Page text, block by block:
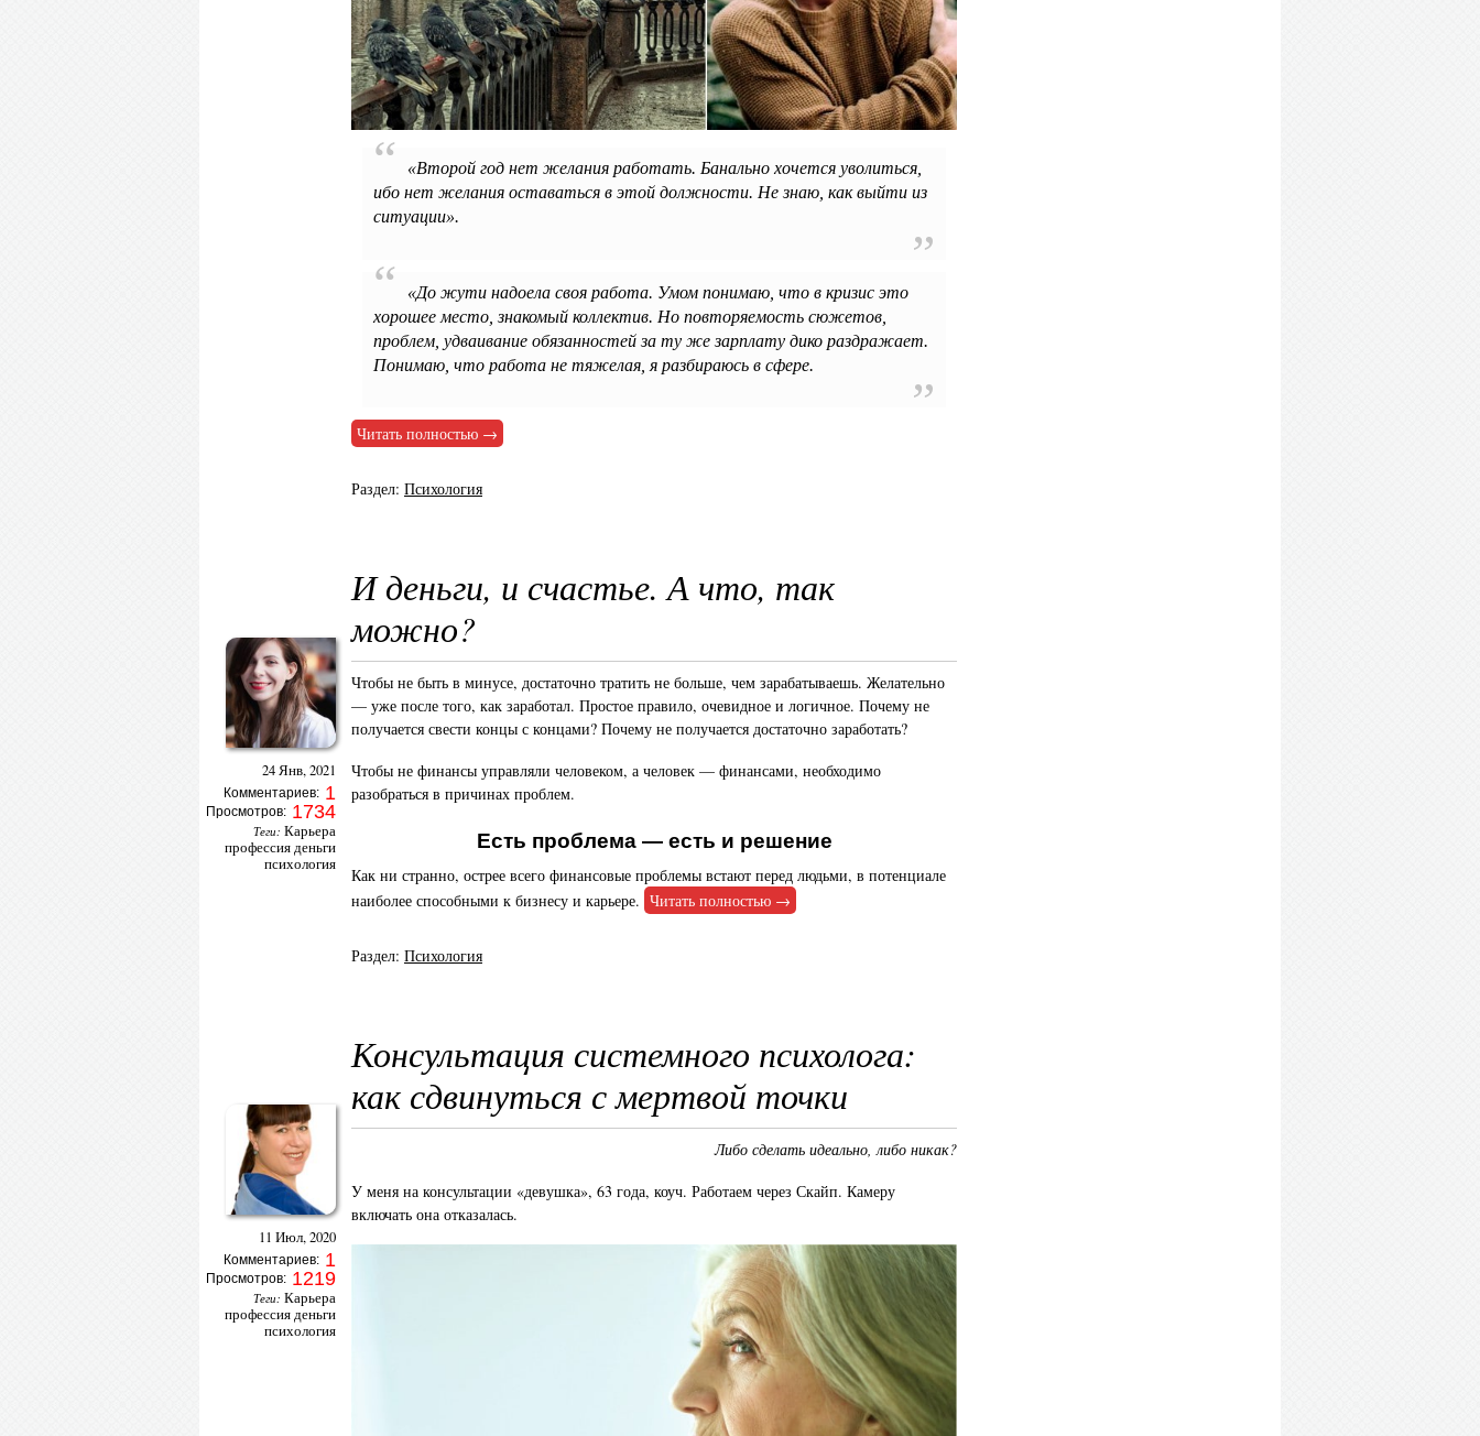
«Второй год нет желания работать. Банально хочется уволиться,
ибо нет желания оставаться в этой должности. Не знаю, как выйти из
ситуации».
«До жути надоела своя работа. Умом понимаю, что в кризис это
хорошее место, знакомый коллектив. Но повторяемость сюжетов,
проблем, удваивание обязанностей за ту же зарплату дико раздражает.
Понимаю, что работа не тяжелая, я разбираюсь в сфере.
Читать полностью →
Раздел: Психология
И деньги, и счастье. А что, так
можно?
Чтобы не быть в минусе, достаточно тратить не больше, чем зарабатываешь. Желательно
— уже после того, как заработал. Простое правило, очевидное и логичное. Почему не
получается свести концы с концами? Почему не получается достаточно заработать?
Чтобы не финансы управляли человеком, а человек — финансами, необходимо
разобраться в причинах проблем.
Есть проблема — есть и решение
Как ни странно, острее всего финансовые проблемы встают перед людьми, в потенциале
наиболее способными к бизнесу и карьере. Читать полностью →
Раздел: Психология
24 Янв, 2021
Комментариев: 1
Просмотров: 1734
Теги: Карьера
профессия деньги
психология
Консультация системного психолога:
как сдвинуться с мертвой точки
Либо сделать идеально, либо никак?
У меня на консультации «девушка», 63 года, коуч. Работаем через Скайп. Камеру
включать она отказалась.
11 Июл, 2020
Комментариев: 1
Просмотров: 1219
Теги: Карьера
профессия деньги
психология